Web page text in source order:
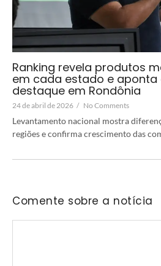
Ranking revela produtos
em cada estado e
destaque em Rondônia
24 de abril de 2026 / No Comments
Levantamento nacional mostra
regiões e confirma crescimento das
Comente sobre a notícia